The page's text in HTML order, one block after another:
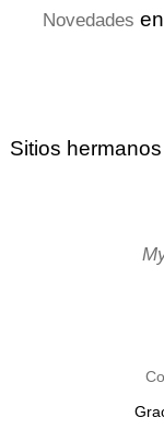
Novedades
Sitios